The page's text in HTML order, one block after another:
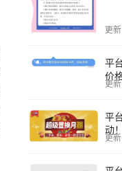
更
平
价
角
更
平
动
拿
更